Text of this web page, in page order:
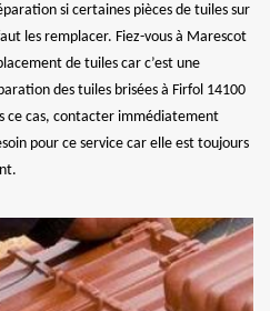
si certaines pièces de tuiles sur
les remplacer. Fiez-vous à Marescot
de tuiles car c’est une
des tuiles brisées à Firfol 14100
ce cas, contacter immédiatement
pour ce service car elle est toujours